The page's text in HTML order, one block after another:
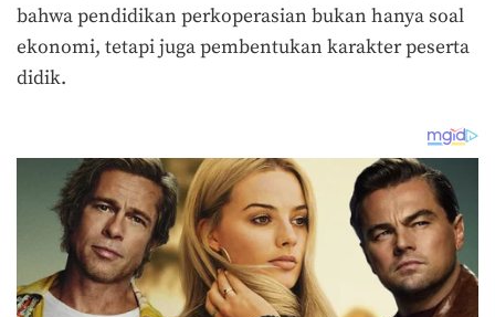
bahwa pendidikan perkoperasian bukan hanya soal
ekonomi, tetapi juga pembentukan karakter peserta
didik.